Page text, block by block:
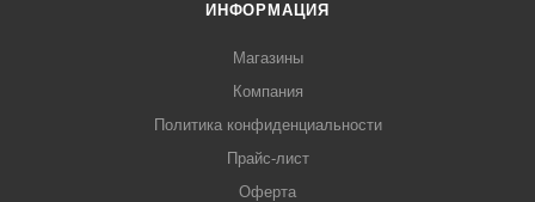
ИНФОРМАЦИЯ
Магазины
Компания
Политика конфиденциальности
Прайс-лист
Оферта